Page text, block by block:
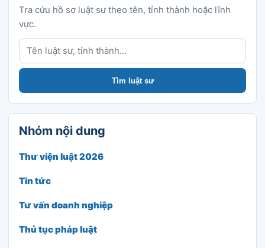
Tra cứu hồ sơ luật sư theo tên, tỉnh thành hoặc lĩnh
vực.
Tìm luật sư
Tìm luật sư
Nhóm nội dung
Thư viện luật 2026
Tin tức
Tư vấn doanh nghiệp
Thủ tục pháp luật